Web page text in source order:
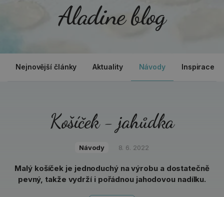
Aladine blog
Nejnovější články Aktuality Návody Inspirace a
Košíček - jahůdka
Návody 8. 6. 2022
Malý košíček je jednoduchý na výrobu a dostatečně
pevný, takže vydrží i pořádnou jahodovou nadílku.